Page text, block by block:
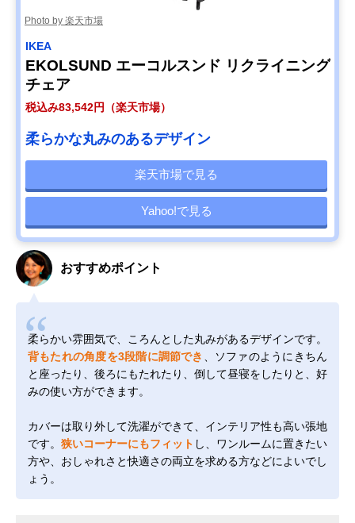
Photo by 楽天市場
IKEA
EKOLSUND エーコルスンド リクライニング
チェア
税込み83,542円（楽天市場）
柔らかな丸みのあるデザイン
楽天市場で見る
Yahoo!で見る
おすすめポイント
柔らかい雰囲気で、ころんとした丸みがあるデザインです。
背もたれの角度を3段階に調節でき
、ソファのようにきちん
と座ったり、後ろにもたれたり、倒して昼寝をしたりと、好
みの使い方ができます。
カバーは取り外して洗濯ができて、インテリア性も高い張地
です。 狭いコーナーにもフィット し、ワンルームに置きたい
方や、おしゃれさと快適さの両立を求める方などによいでし
ょう。